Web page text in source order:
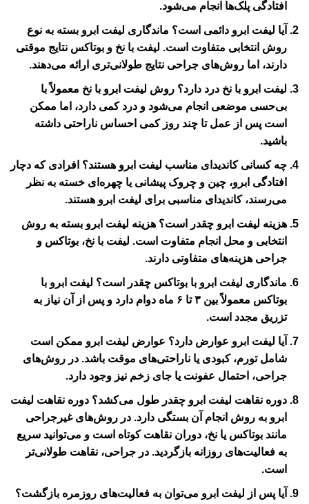
افتادگی پلک‌ها انجام می‌شود.
آیا لیفت ابرو دائمی است؟ ماندگاری لیفت ابرو بسته به نوع
روش انتخابی متفاوت است. لیفت با نخ و بوتاکس نتایج موقتی
دارند، اما روش‌های جراحی نتایج طولانی‌تری ارائه می‌دهند.
لیفت ابرو با نخ درد دارد؟ روش لیفت ابرو با نخ معمولاً با
بی‌حسی موضعی انجام می‌شود و درد کمی دارد، اما ممکن
است پس از عمل تا چند روز کمی احساس ناراحتی داشته
باشید.
چه کسانی کاندیدای مناسب لیفت ابرو هستند؟ افرادی که دچار
افتادگی ابرو، چین و چروک پیشانی یا چهره‌ای خسته به نظر
می‌رسند، کاندیدای مناسبی برای لیفت ابرو هستند.
هزینه لیفت ابرو چقدر است؟ هزینه لیفت ابرو بسته به روش
انتخابی و محل انجام متفاوت است. لیفت با نخ، بوتاکس و
جراحی هزینه‌های متفاوتی دارند.
ماندگاری لیفت ابرو با بوتاکس چقدر است؟ لیفت ابرو با
بوتاکس معمولاً بین ۳ تا ۶ ماه دوام دارد و پس از آن نیاز به
تزریق مجدد است.
آیا لیفت ابرو عوارض دارد؟ عوارض لیفت ابرو ممکن است
شامل تورم، کبودی یا ناراحتی‌های موقت باشد. در روش‌های
جراحی، احتمال عفونت یا جای زخم نیز وجود دارد.
دوره نقاهت لیفت ابرو چقدر طول می‌کشد؟ دوره نقاهت لیفت
ابرو به روش انجام آن بستگی دارد. در روش‌های غیرجراحی
مانند بوتاکس یا نخ، دوران نقاهت کوتاه است و می‌توانید سریع
به فعالیت‌های روزانه بازگردید. در جراحی، نقاهت طولانی‌تر
است.
آیا پس از لیفت ابرو می‌توان به فعالیت‌های روزمره بازگشت؟